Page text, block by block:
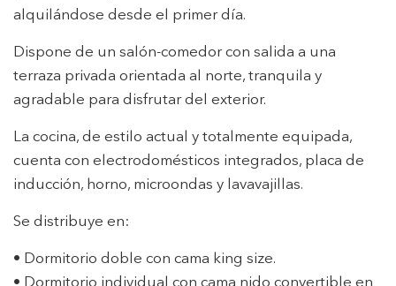
alquilándose desde el primer día.
Dispone de un salón-comedor con salida a una
terraza privada orientada al norte, tranquila y
agradable para disfrutar del exterior.
La cocina, de estilo actual y totalmente equipada,
cuenta con electrodomésticos integrados, placa de
inducción, horno, microondas y lavavajillas.
Se distribuye en:
• Dormitorio doble con cama king size.
• Dormitorio individual con cama nido convertible en